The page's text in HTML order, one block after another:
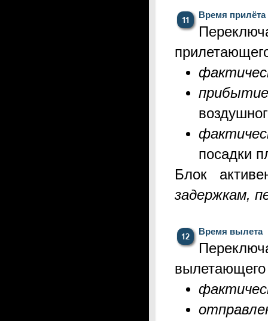
Время прилёта
прибытие
ф
посадки
Блок
задержкам,
Время вылета
вылетающего